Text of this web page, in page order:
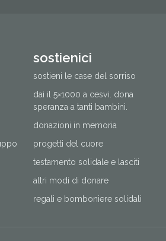
sostienici
sostieni le case del sorriso
dai il 5×1000 a cesvi. dona
speranza a tanti bambini.
donazioni in memoria
progetti del cuore
testamento solidale e lasciti
altri modi di donare
regali e bomboniere solidali